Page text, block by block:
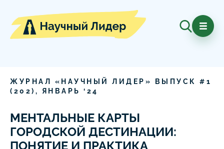
ЖУРНАЛ «НАУЧНЫЙ ЛИДЕР» ВЫПУСК # 1
( 202), ЯНВАРЬ ‘ 24
МЕНТАЛЬНЫЕ КАРТЫ
ГОРОДСКОЙ ДЕСТИНАЦИИ:
ПОНЯТИЕ И ПРАКТИКА